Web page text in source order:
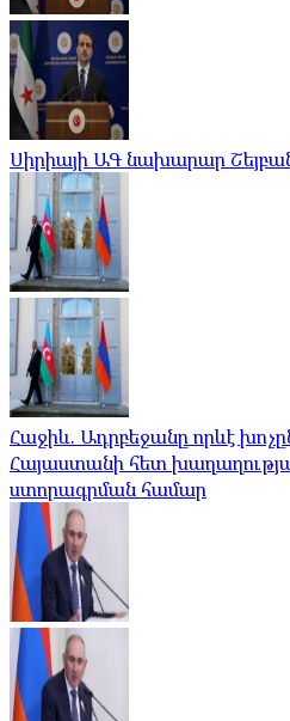
Սիրիայի ԱԳ նախարար
Հաջիև. Ադրբեջանը որևէ
Հայաստանի հետ
ստորագրման համար